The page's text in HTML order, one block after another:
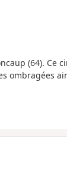
(64). Ce
ombragées